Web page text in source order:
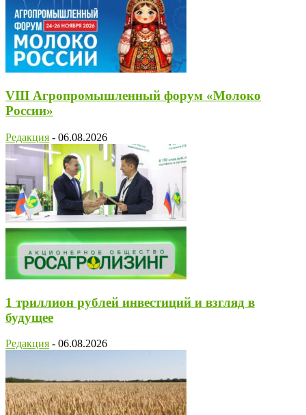
VIII Агропромышленный форум «Молоко
России»
Редакция - 06.08.2026
1 триллион рублей инвестиций и взгляд в
будущее
Редакция - 06.08.2026